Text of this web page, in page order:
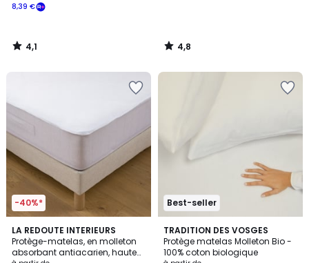
8,39 €
4,1
/
4,8
/
-40%*
LA REDOUTE INTERIEURS
Protège-matelas, en molleton
absorbant antiacarien, hauteur
3,8
/ 5
Best-seller
TRADITION DES VOSGES
Protège matelas Molleton Bio -
100% coton biologique
4,5
/ 5